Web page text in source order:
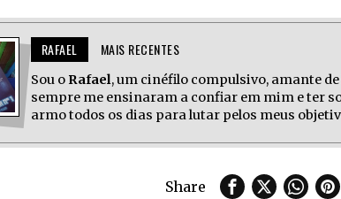
RAFAEL MAIS RECENTES
Sou o Rafael, um cinéfilo compulsivo, amante
sempre me ensinaram a confiar em mim e ter
armo todos os dias para lutar pelos meus
Share